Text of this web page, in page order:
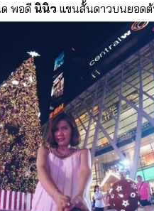
พอดี นินิว แขนสั้นดาวบนยอดต้